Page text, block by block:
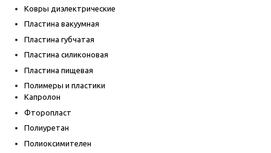
Ковры диэлектрические
Пластина вакуумная
Пластина губчатая
Пластина силиконовая
Пластина пищевая
Полимеры и пластики
Капролон
Фторопласт
Полиуретан
Полиоксимителен